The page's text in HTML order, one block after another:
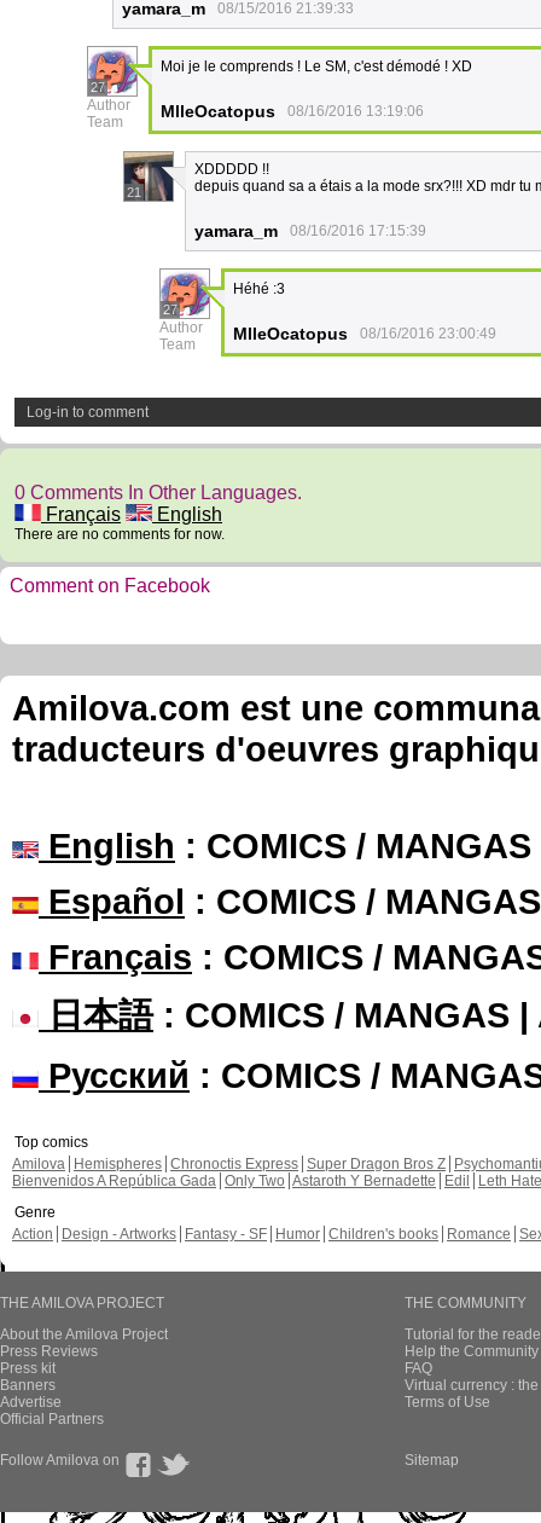
yamara_m 08/15/2016 21:39:33
27
Author
Team
Moi je le comprends ! Le SM, c'est démodé ! XD
MlleOcatopus 08/16/2016 13:19:06
21
XDDDDD !!
depuis quand sa a étais a la mode srx?!!! XD mdr tu
yamara_m 08/16/2016 17:15:39
27
Author
Team
Héhé :3
MlleOcatopus 08/16/2016 23:00:49
Log-in to comment
0 Comments In Other Languages.
Français
English
There are no comments for now.
Comment on Facebook
Amilova.com est une
traducteurs d'oeuvres
English : COMICS /
Español : COMICS /
Français : COMICS /
日本語: COMICS / MANGAS |
Русский : COMICS /
Top comics
Amilova
Hemispheres Chronoctis Express Super Dragon Bros Z
Bienvenidos A República Gada Only Two Astaroth Y Bernadette Edil
Leth Hate
Genre
Action
Design - Artworks Fantasy - SF Humor Children's books Romance
THE AMILOVA PROJECT
About the Amilova Project
Press Reviews
Press kit
Banners
Advertise
Official Partners
THE COMMUNITY
Tutorial for the
Help the
FAQ
Virtual currency :
Terms of Use
Follow Amilova on Sitemap